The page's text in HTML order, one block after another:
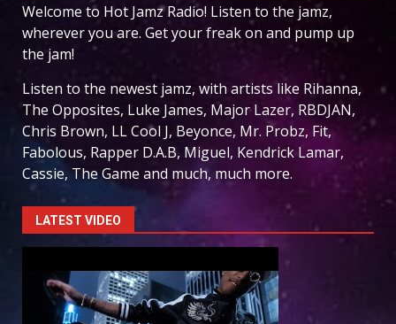
Welcome to Hot Jamz Radio! Listen to the jamz,
wherever you are. Get your freak on and pump up
the jam!
Listen to the newest jamz, with artists like Rihanna,
The Opposites, Luke James, Major Lazer, RBDJAN,
Chris Brown, LL Cool J, Beyonce, Mr. Probz, Fit,
Fabolous, Rapper D.A.B, Miguel, Kendrick Lamar,
Cassie, The Game and much, much more.
LATEST VIDEO